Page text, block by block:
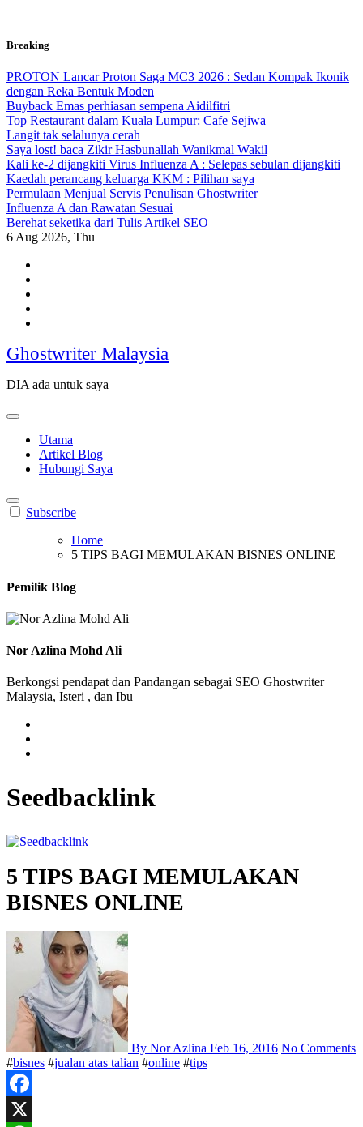
Skip
content
Breaking
PROTON Lancar Proton Saga MC3 2026 : Sedan Kompak Ikonik
dengan Reka Bentuk Moden
Buyback Emas perhiasan sempena Aidilfitri
Top Restaurant dalam Kuala Lumpur: Cafe Sejiwa
Langit tak selalunya cerah
Saya lost! baca Zikir Hasbunallah Wanikmal Wakil
Kali ke-2 dijangkiti Virus Influenza A : Selepas sebulan dijangkiti
Kaedah perancang keluarga KKM : Pilihan saya
Permulaan Menjual Servis Penulisan Ghostwriter
Influenza A dan Rawatan Sesuai
Berehat seketika dari Tulis Artikel SEO
6 Aug 2026, Thu
Ghostwriter Malaysia
DIA ada untuk saya
Utama
Artikel Blog
Hubungi Saya
Subscribe
Home
5 TIPS BAGI MEMULAKAN BISNES ONLINE
Pemilik Blog
Nor Azlina Mohd Ali
Berkongsi pendapat dan Pandangan sebagai SEO Ghostwriter
Malaysia, Isteri , dan Ibu
Seedbacklink
5 TIPS BAGI MEMULAKAN
BISNES ONLINE
By Nor Azlina Feb 16, 2016 No Comments
#bisnes #jualan atas talian #online #tips
Facebook